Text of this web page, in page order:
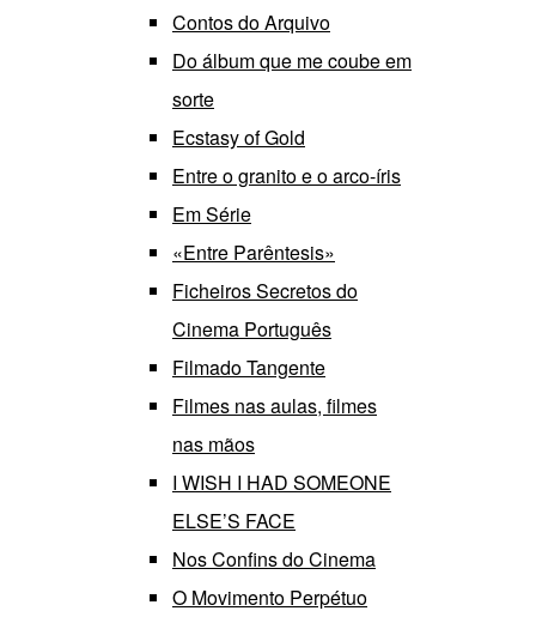
Contos do Arquivo
Do álbum que me coube em
sorte
Ecstasy of Gold
Entre o granito e o arco-íris
Em Série
«Entre Parêntesis»
Ficheiros Secretos do
Cinema Português
Filmado Tangente
Filmes nas aulas, filmes
nas mãos
I WISH I HAD SOMEONE
ELSE’S FACE
Nos Confins do Cinema
O Movimento Perpétuo